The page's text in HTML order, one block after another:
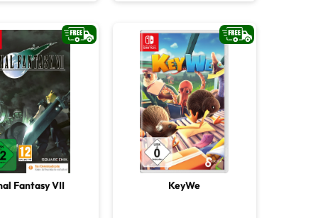
Fantasy VII KeyWe